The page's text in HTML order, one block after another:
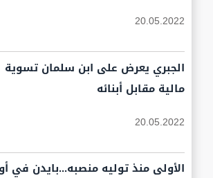
20.05.2022
الجبري يعرض على ابن سلمان تسوية
مالية مقابل أبنائه
20.05.2022
الأولى منذ توليه منصبه...بايدن في